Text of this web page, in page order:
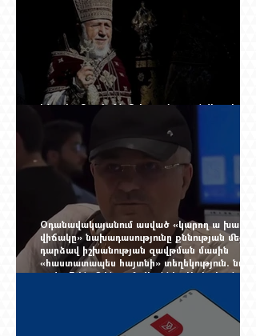
Ինչպես Գարեգին Բ-ի գործը թողնվեց դեռ
Օդանավակայանում ասված «կարող ա խառնվի
վիճակը» նախադասությունը քննության մեջ
դարձավ իշխանության զավթման մասին
«հաստատապես հայտնի» տեղեկություն. նույն
օրվա 7-ին մեկնող Հովհաննես Սահակյանը դեռ